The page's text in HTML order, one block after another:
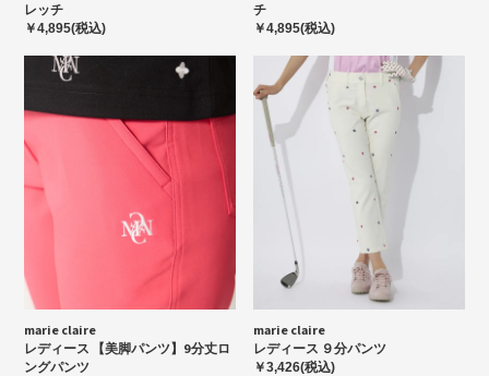
レッチ
￥4,895(税込)
チ
￥4,895(税込)
marie claire
レディース 【美脚パンツ】9分丈ロ
ングパンツ
marie claire
レディース ９分パンツ
￥3,426(税込)